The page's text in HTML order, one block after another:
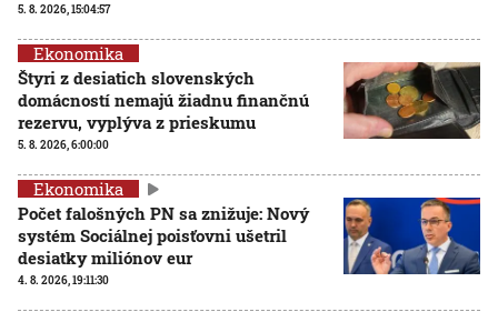
5. 8. 2026, 15:04:57
Ekonomika
Štyri z desiatich slovenských
domácností nemajú žiadnu finančnú
rezervu, vyplýva z prieskumu
5. 8. 2026, 6:00:00
Ekonomika
Počet falošných PN sa znižuje: Nový
systém Sociálnej poisťovni ušetril
desiatky miliónov eur
4. 8. 2026, 19:11:30